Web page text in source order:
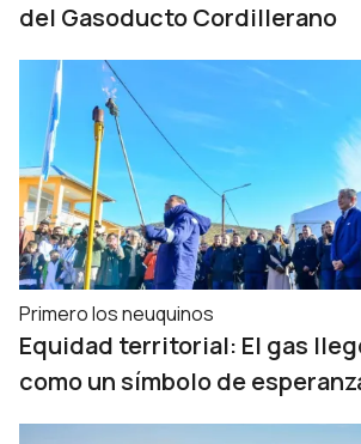
del Gasoducto Cordillerano
Primero los neuquinos
Equidad territorial: El gas
como un símbolo de